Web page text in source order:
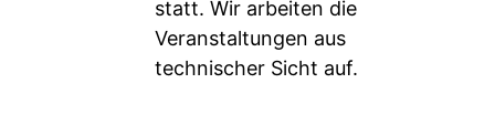
statt. Wir arbeiten die
Veranstaltungen aus
technischer Sicht auf.